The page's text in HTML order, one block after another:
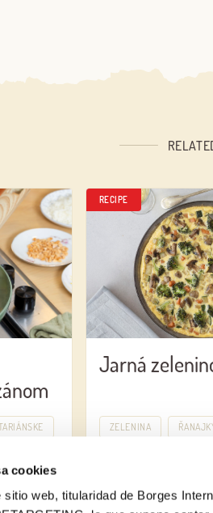
cookies
web, titularidad de Borges
RECIPE
Jarná
ZELENINA